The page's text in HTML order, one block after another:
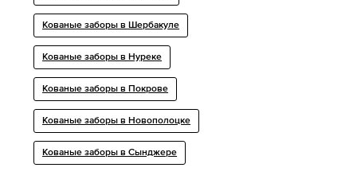
Кованые заборы в Шербакуле
Кованые заборы в Нуреке
Кованые заборы в Покрове
Кованые заборы в Новополоцке
Кованые заборы в Сынджере